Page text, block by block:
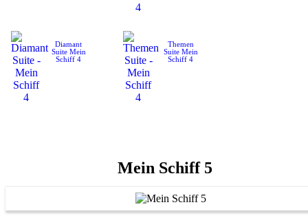
Diamant
SuiteMein
Schiff 4
Themen
SuiteMein
Schiff 4
Mein Schiff 5